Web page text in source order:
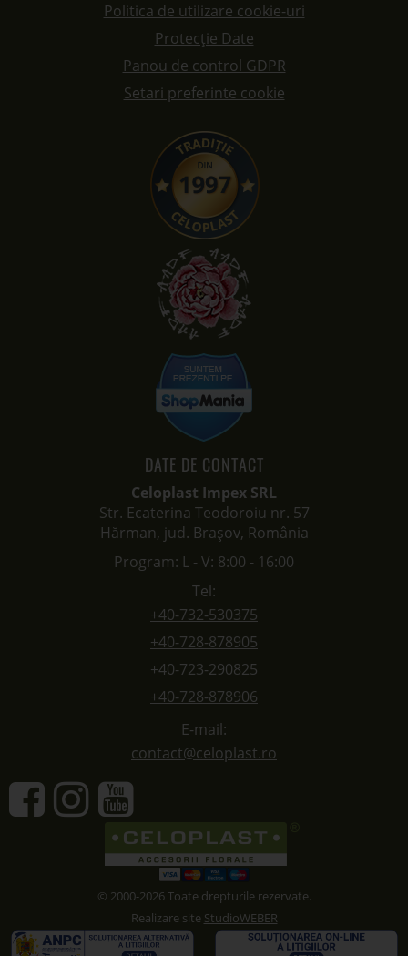
Politica de utilizare cookie-uri
Protecție Date
Panou de control GDPR
Setari preferinte cookie
DATE DE CONTACT
Celoplast Impex SRL
Str. Ecaterina Teodoroiu nr. 57
Hărman, jud. Brașov, România
Program: L - V: 8:00 - 16:00
Tel:
+40-732-530375
+40-728-878905
+40-723-290825
+40-728-878906
E-mail:
contact@celoplast.ro
© 2000-2026 Toate drepturile rezervate.
Realizare site StudioWEBER